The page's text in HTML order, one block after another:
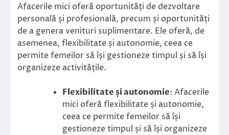
Afacerile mici oferă oportunități de dezvoltare
personală și profesională, precum și oportunități
de a genera venituri suplimentare. Ele oferă, de
asemenea, flexibilitate și autonomie, ceea ce
permite femeilor să își gestioneze timpul și să își
organizeze activitățile.
Flexibilitate și autonomie: Afacerile
mici oferă flexibilitate și autonomie,
ceea ce permite femeilor să își
gestioneze timpul și să își organizeze